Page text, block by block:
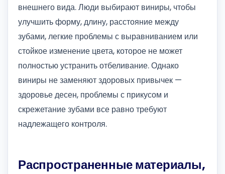
внешнего вида. Люди выбирают виниры, чтобы
улучшить форму, длину, расстояние между
зубами, легкие проблемы с выравниванием или
стойкое изменение цвета, которое не может
полностью устранить отбеливание. Однако
виниры не заменяют здоровых привычек —
здоровье десен, проблемы с прикусом и
скрежетание зубами все равно требуют
надлежащего контроля.
Распространенные материалы,